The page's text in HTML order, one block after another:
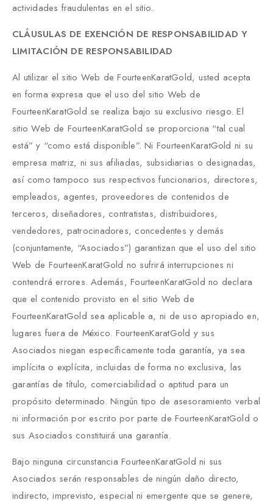
actividades fraudulentas en el sitio.
CLÁUSULAS DE EXENCIÓN DE RESPONSABILIDAD Y
LIMITACIÓN DE RESPONSABILIDAD
Al utilizar el sitio Web de FourteenKaratGold, usted acepta
en forma expresa que el uso del sitio Web de
FourteenKaratGold se realiza bajo su exclusivo riesgo. El
sitio Web de FourteenKaratGold se proporciona “tal cual
está” y “como está disponible”. Ni FourteenKaratGold ni su
empresa matriz, ni sus afiliadas, subsidiarias o designadas,
así como tampoco sus respectivos funcionarios, directores,
empleados, agentes, proveedores de contenidos de
terceros, diseñadores, contratistas, distribuidores,
vendedores, patrocinadores, concedentes y demás
(conjuntamente, “Asociados”) garantizan que el uso del sitio
Web de FourteenKaratGold no sufrirá interrupciones ni
contendrá errores. Además, FourteenKaratGold no declara
que el contenido provisto en el sitio Web de
FourteenKaratGold sea aplicable a, ni de uso apropiado en,
lugares fuera de México. FourteenKaratGold y sus
Asociados niegan específicamente toda garantía, ya sea
implícita o explícita, incluidas de forma no exclusiva, las
garantías de título, comerciabilidad o aptitud para un
propósito determinado. Ningún tipo de asesoramiento verbal
ni información por escrito por parte de FourteenKaratGold o
sus Asociados constituirá una garantía.
Bajo ninguna circunstancia FourteenKaratGold ni sus
Asociados serán responsables de ningún daño directo,
indirecto, imprevisto, especial ni emergente que se genere,